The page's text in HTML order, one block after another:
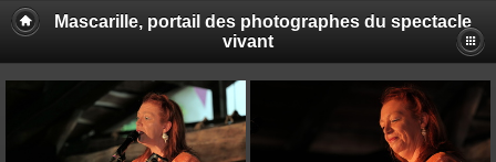
Mascarille, portail des photographes du spectacle
vivant